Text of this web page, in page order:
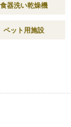
食器洗い乾燥機
ペット用施設